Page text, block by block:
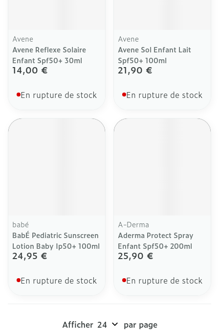
Avene
Avene Reflexe Solaire
Enfant Spf50+ 30ml
14,00 €
En rupture de stock
Avene
Avene Sol Enfant Lait
Spf50+ 100ml
21,90 €
En rupture de stock
babé
BabÉ Pediatric Sunscreen
Lotion Baby Ip50+ 100ml
24,95 €
En rupture de stock
A-Derma
Aderma Protect Spray
Enfant Spf50+ 200ml
25,90 €
En rupture de stock
Afficher par page